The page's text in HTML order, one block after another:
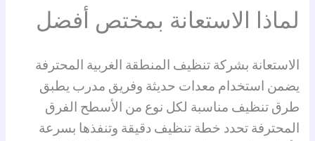
لماذا الاستعانة بمختص أفضل
الاستعانة بشركة تنظيف المنطقة الغربية المحترفة
يضمن استخدام معدات حديثة وفريق مدرب يطبق
طرق تنظيف مناسبة لكل نوع من الأسطح الفرق
المحترفة تحدد خطة تنظيف دقيقة وتنفذها بسرعة